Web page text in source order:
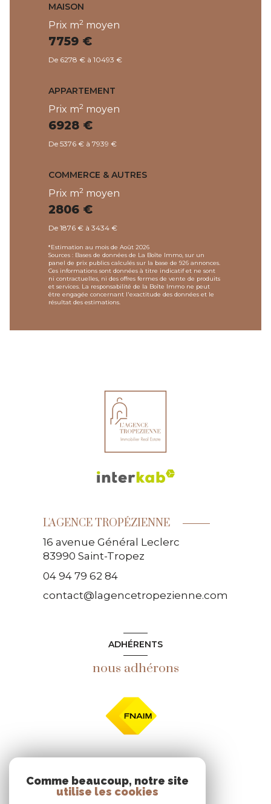
MAISON
Prix m2 moyen
7759 €
De 6278 € à 10493 €
APPARTEMENT
Prix m2 moyen
6928 €
De 5376 € à 7939 €
COMMERCE & AUTRES
Prix m2 moyen
2806 €
De 1876 € à 3434 €
*Estimation au mois de Août 2026
Sources : Bases de données de La Boîte Immo, sur un
panel de prix publics calculés sur la base de 926 annonces.
Ces informations sont données à titre indicatif et ne sont
ni contractuelles, ni des offres fermes de vente de produits
et services. La responsabilité de la Boîte Immo ne peut
être engagée concernant l'exactitude des données et le
résultat des estimations.
L'AGENCE TROPÉZIENNE
16 avenue Général Leclerc
83990 Saint-Tropez
04 94 79 62 84
contact@lagencetropezienne.com
ADHÉRENTS
nous adhérons
nous suivre
Comme beaucoup, notre site
utilise les cookies